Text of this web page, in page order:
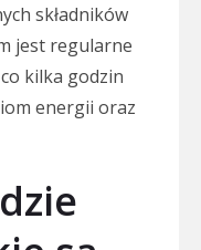
składników
jest regularne
kilka godzin
energii oraz